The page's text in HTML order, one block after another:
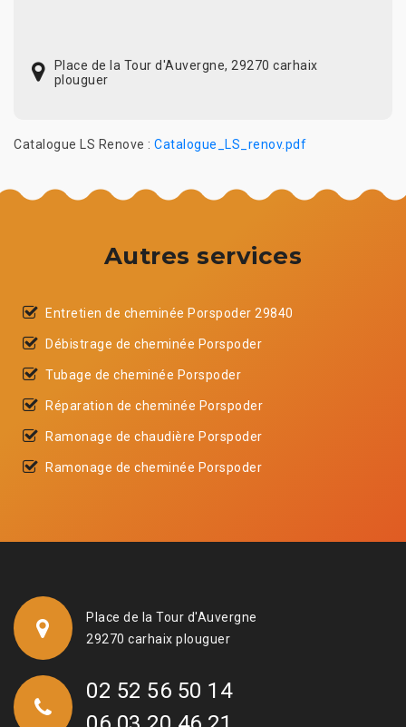
Place de la Tour d'Auvergne, 29270 carhaix
plouguer
Catalogue LS Renove : Catalogue_LS_renov.pdf
Autres services
Entretien de cheminée Porspoder 29840
Débistrage de cheminée Porspoder
Tubage de cheminée Porspoder
Réparation de cheminée Porspoder
Ramonage de chaudière Porspoder
Ramonage de cheminée Porspoder
Place de la Tour d'Auvergne
29270 carhaix plouguer
02 52 56 50 14